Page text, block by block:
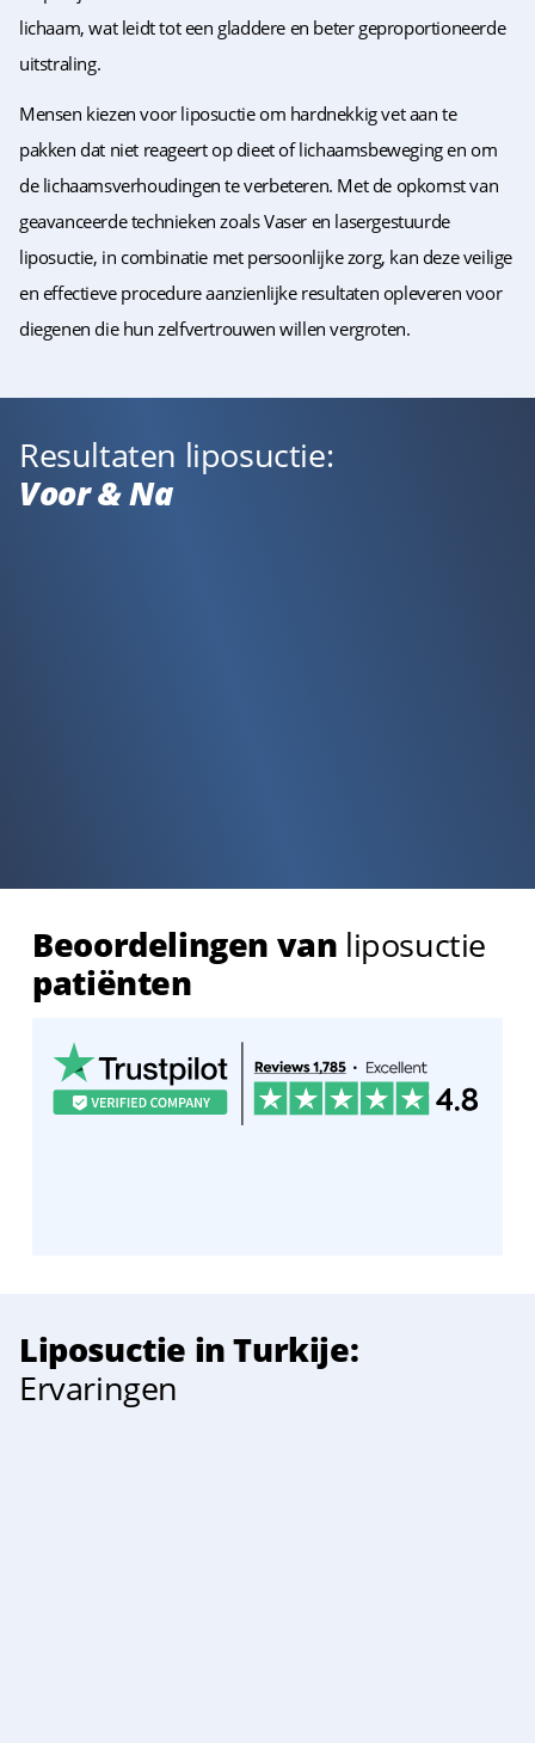
lichaam, wat leidt tot een gladdere en beter geproportioneerde
uitstraling.
Mensen kiezen voor liposuctie om hardnekkig vet aan te
pakken dat niet reageert op dieet of lichaamsbeweging en om
de lichaamsverhoudingen te verbeteren. Met de opkomst van
geavanceerde technieken zoals Vaser en lasergestuurde
liposuctie, in combinatie met persoonlijke zorg, kan deze veilige
en effectieve procedure aanzienlijke resultaten opleveren voor
diegenen die hun zelfvertrouwen willen vergroten.
Resultaten liposuctie:
Voor & Na
Beoordelingen van liposuctie
patiënten
Liposuctie in Turkije:
Ervaringen